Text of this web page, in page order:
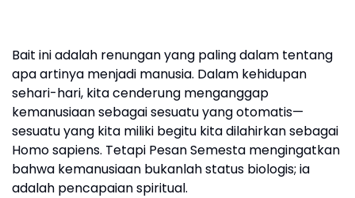
Bait ini adalah renungan yang paling dalam tentang
apa artinya menjadi manusia. Dalam kehidupan
sehari-hari, kita cenderung menganggap
kemanusiaan sebagai sesuatu yang otomatis—
sesuatu yang kita miliki begitu kita dilahirkan sebagai
Homo sapiens. Tetapi Pesan Semesta mengingatkan
bahwa kemanusiaan bukanlah status biologis; ia
adalah pencapaian spiritual.